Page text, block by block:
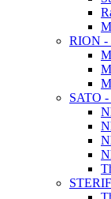
RION -
SATO